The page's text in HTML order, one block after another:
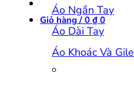
Giỏ hàng / 0 ₫ 0
Áo Ngắn Tay
Áo Dài Tay
Áo Khoác Và Gile